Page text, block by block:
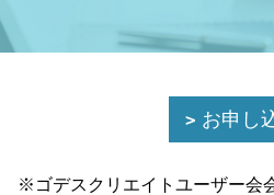
お申し
※ゴデスクリエイトユーザー会